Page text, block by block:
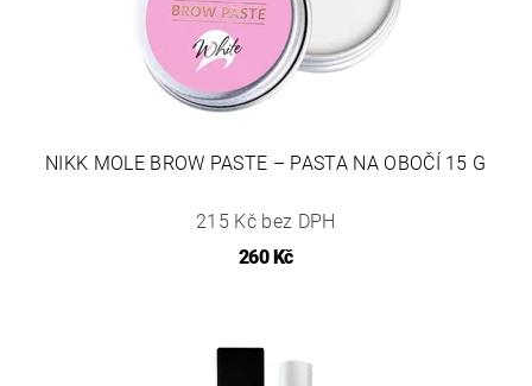
NIKK MOLE BROW PASTE – PASTA NA OBOČÍ 15 G
215 Kč bez DPH
260 Kč